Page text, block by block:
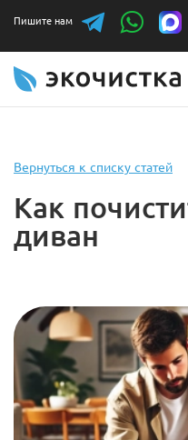
Пишите нам
Вернуться к списку статей
Как
диван